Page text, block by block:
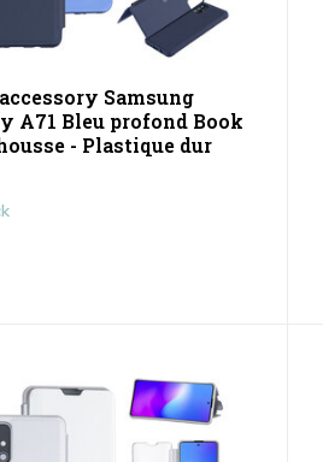
Samsung
A71 Bleu profond Book
- Plastique dur